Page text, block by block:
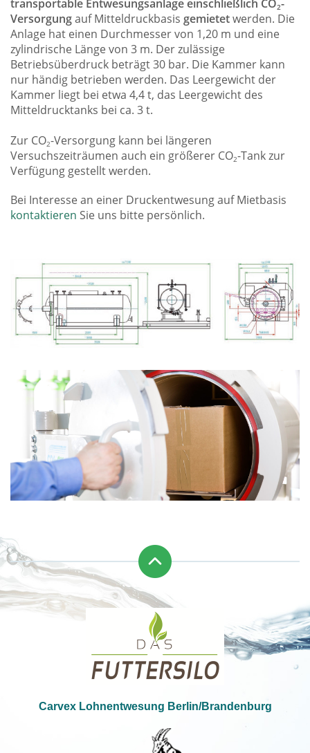
transportable Entwesungsanlage einschließlich CO2-
Versorgungauf Mitteldruckbasis gemietetwerden. Die
Anlage hat einen Durchmesser von 1,20 m und eine
zylindrische Länge von 3 m. Der zulässige
Betriebsüberdruck beträgt 30 bar. Die Kammer kann
nur händig betrieben werden. Das Leergewicht der
Kammer liegt bei etwa 4,4 t, das Leergewicht des
Mitteldrucktanks bei ca. 3 t.
Zur CO2-Versorgung kann bei längeren
Versuchszeiträumen auch ein größerer CO2-Tank zur
Verfügung gestellt werden.
Bei Interesse an einer Druckentwesung auf Mietbasis
kontaktieren Sie uns bitte persönlich.
Carvex Lohnentwesung Berlin/Brandenburg